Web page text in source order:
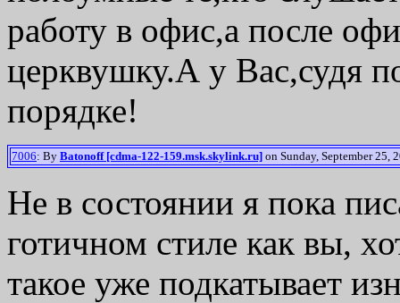
работу в офис,а после
церквушку.А у Вас,судя
порядке!
7006: By Batonoff [cdma-122-159.msk.skylink.ru] on Sunday, September 25,
Не в состоянии я пока
готичном стиле как вы,
такое уже подкатывает